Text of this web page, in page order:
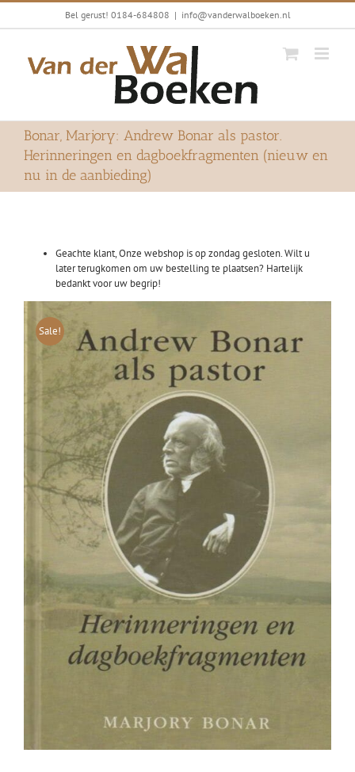
Ga
Bel gerust! 0184-684808 | info@vanderwalboeken.nl
Bonar, Marjory: Andrew Bonar als pastor.
Herinneringen en dagboekfragmenten (nieuw en
nu in de aanbieding)
Geachte klant, Onze webshop is op zondag gesloten. Wilt u
later terugkomen om uw bestelling te plaatsen? Hartelijk
bedankt voor uw begrip!
Sale!